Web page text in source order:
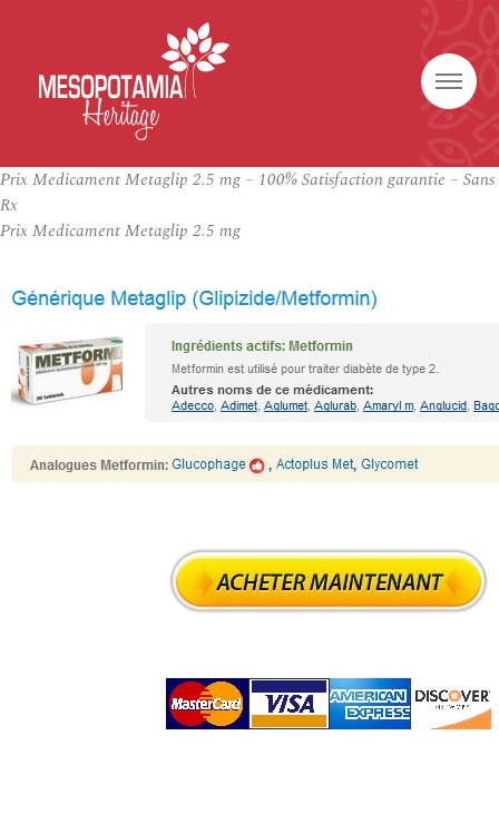
Prix Medicament Metaglip 2.5 mg – 100% Satisfaction garantie – Sans
Rx
Prix Medicament Metaglip 2.5 mg